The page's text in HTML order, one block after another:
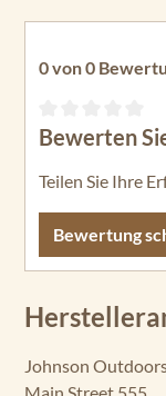
0 von 0
Bewerten
Teilen Sie Ihre
Bewertung
Johnson